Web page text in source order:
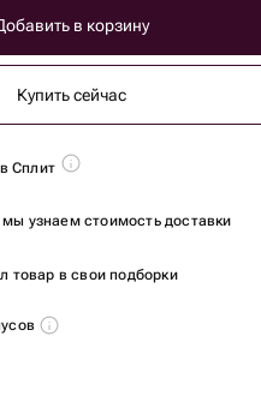
в корзину
Купить сейчас
Сплит
мы узнаем стоимость доставки
товар в свои подборки